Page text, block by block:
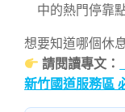
中的熱門停靠
想要知道哪個休
請閱讀專文：
新竹國道服務區